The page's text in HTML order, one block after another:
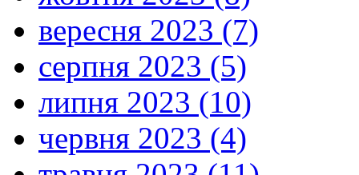
вересня 2023 (7)
серпня 2023 (5)
липня 2023 (10)
червня 2023 (4)